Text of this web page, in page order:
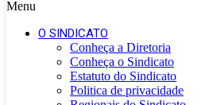
Menu
O SINDICATO
Conheça a Diretoria
Conheça o Sindicato
Estatuto do Sindicato
Politica de privacidade